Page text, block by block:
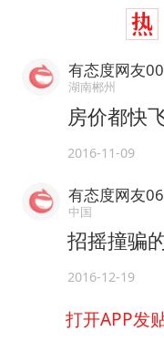
有态度网友
湖南郴州
房价都快
2016-11-09
有态度网友
中国
招摇撞骗
2016-12-19
打开APP发